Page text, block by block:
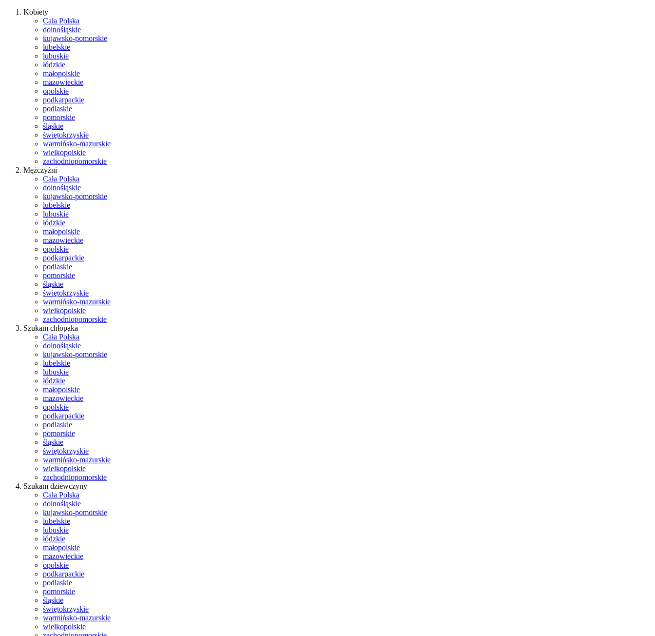
Kobiety
Cała Polska
dolnośląskie
kujawsko-pomorskie
lubelskie
lubuskie
łódzkie
małopolskie
mazowieckie
opolskie
podkarpackie
podlaskie
pomorskie
śląskie
świętokrzyskie
warmińsko-mazurskie
wielkopolskie
zachodniopomorskie
Mężczyźni
Cała Polska
dolnośląskie
kujawsko-pomorskie
lubelskie
lubuskie
łódzkie
małopolskie
mazowieckie
opolskie
podkarpackie
podlaskie
pomorskie
śląskie
świętokrzyskie
warmińsko-mazurskie
wielkopolskie
zachodniopomorskie
Szukam chłopaka
Cała Polska
dolnośląskie
kujawsko-pomorskie
lubelskie
lubuskie
łódzkie
małopolskie
mazowieckie
opolskie
podkarpackie
podlaskie
pomorskie
śląskie
świętokrzyskie
warmińsko-mazurskie
wielkopolskie
zachodniopomorskie
Szukam dziewczyny
Cała Polska
dolnośląskie
kujawsko-pomorskie
lubelskie
lubuskie
łódzkie
małopolskie
mazowieckie
opolskie
podkarpackie
podlaskie
pomorskie
śląskie
świętokrzyskie
warmińsko-mazurskie
wielkopolskie